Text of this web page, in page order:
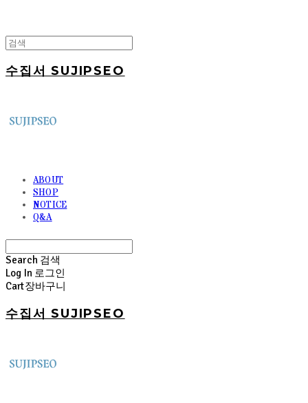
수집서 SUJIPSEO
ABOUT
SHOP
NOTICE
Q&A
Search 검색
Log In 로그인
Cart장바구니
수집서 SUJIPSEO